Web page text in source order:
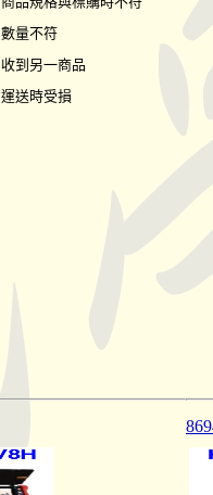
數量不符
收到另一商品
運送時受損